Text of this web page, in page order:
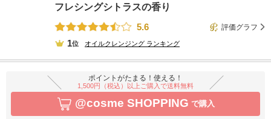
フレシングシトラスの香り
5.6
評価グラフ
1位 オイルクレンジング ランキング
ポイントがたまる！使える！
1,500円（税込）以上ご購入で送料無料
@cosme SHOPPING で購入